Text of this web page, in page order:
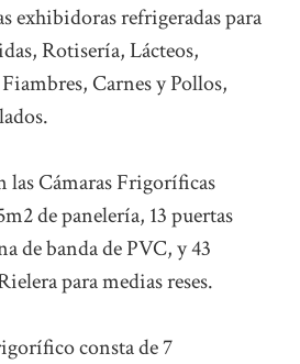
exhibidoras refrigeradas para
Rotisería, Lácteos,
Carnes y Pollos,
las Cámaras Frigoríficas
de panelería, 13 puertas
de banda de PVC, y 43
para medias reses.
consta de 7